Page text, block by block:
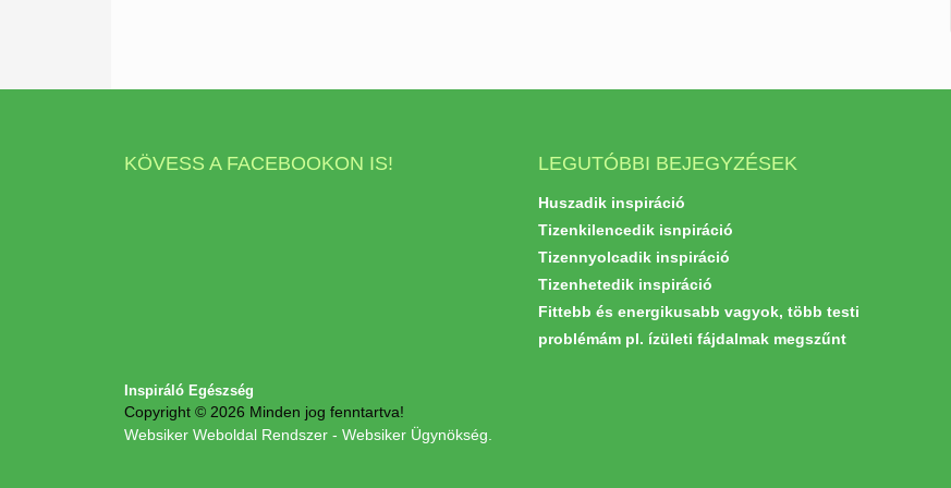
KÖVESS A FACEBOOKON IS! LEGUTÓBBI BEJEGYZÉSEK
Huszadik inspiráció
Tizenkilencedik isnpiráció
Tizennyolcadik inspiráció
Tizenhetedik inspiráció
Fittebb és energikusabb vagyok, több testi
problémám pl. ízületi fájdalmak megszűnt
Inspiráló Egészség
Copyright © 2026 Minden jog fenntartva!
Websiker Weboldal Rendszer - Websiker Ügynökség.